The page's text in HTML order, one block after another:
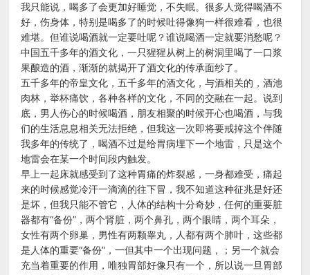
我只能说，喝多了会更加好睡觉，不失眠。很多人觉得喝酒不
好，伤身体，特别是喝多了的时候吐得像狗一样很难看，也很
难堪。但谁说喝酒就一定要吐呢？谁说喝酒一定就要消愁呢？
中国五千多年的酒文化，一只猩猩从树上的树洞里喝了一口浆
果酿造的酒，渐渐的就揭开了酒文化的传承面纱了。
五千多年的帝皇文化，五千多年的酒文化，与酒相关的，酒池
肉林，举杯痛饮，各种各样的文化，不同的交融在一起。说到
底，男人伤心的时候喝酒，朋友相聚的时候开心也喝酒，与我
们的生活息息相关无法拒绝，但我这一次即将要戒掉这个伴随
我多年的传统了，喝酒不过是给胃病埋下一个地雷，只是这个
地雷会在某一个时间段内触发。
早上一起床就感受到了这种胃痛的炸裂感，一身都难受，痛起
来的时候感觉冷汗一滴滴的往下冒，我不知道这种征兆是好还
是坏，但我只能不管它，人体的结构十分奇妙，任何的重要脏
器都有“备份”，两个肾脏，两个鼻孔，两个眼睛，两个耳朵，
女性有两个卵巢，男性有两颗睾丸，人都有两个肺叶，这些都
是人体的重要“备份”，一但其中一个出现问题，；另一个就会
充当着重要的作用，唯独胃部好像只有一个，所以说一旦胃部